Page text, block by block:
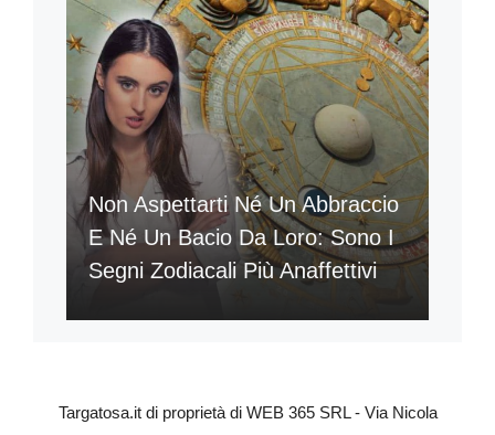
Non Aspettarti Né Un Abbraccio
E Né Un Bacio Da Loro: Sono I
Segni Zodiacali Più Anaffettivi
Targatosa.it di proprietà di WEB 365 SRL - Via Nicola